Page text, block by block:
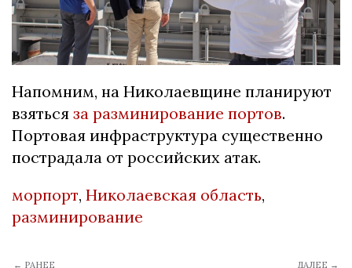
Напомним, на Николаевщине планируют
взяться за разминирование портов.
Портовая инфраструктура существенно
пострадала от российских атак.
морпорт, Николаевская область,
разминирование
← РАНЕЕ ДАЛЕЕ →